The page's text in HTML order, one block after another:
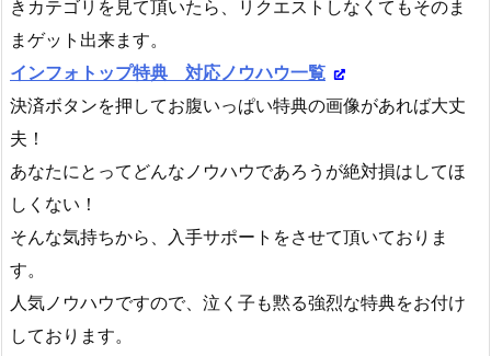
きカテゴリを見て頂いたら、リクエストしなくてもそのま
まゲット出来ます。
インフォトップ特典 対応ノウハウ一覧
決済ボタンを押してお腹いっぱい特典の画像があれば大丈
夫！
あなたにとってどんなノウハウであろうが絶対損はしてほ
しくない！
そんな気持ちから、入手サポートをさせて頂いておりま
す。
人気ノウハウですので、泣く子も黙る強烈な特典をお付け
しております。